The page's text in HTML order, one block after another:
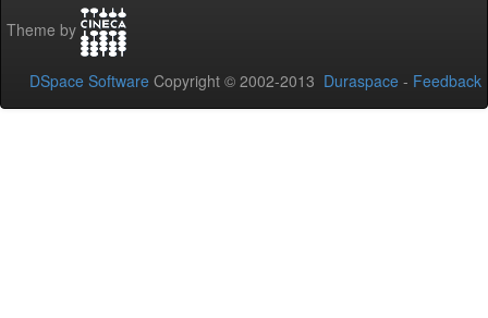
Theme by
DSpace Software Copyright © 2002-2013 Duraspace - Feedback